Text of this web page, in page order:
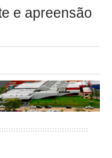
e apreensão